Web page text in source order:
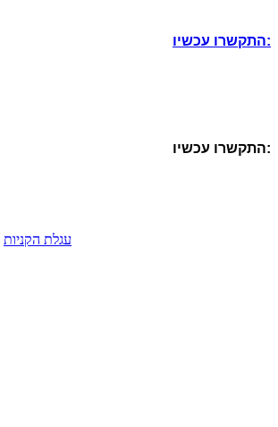
התקשרו עכשיו:
התקשרו עכשיו:
עגלת הקניות